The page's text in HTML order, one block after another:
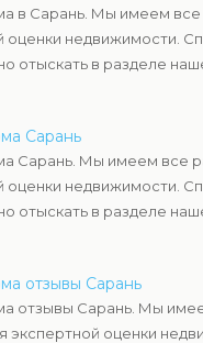
в Сарань. Мы имеем
оценки недвижимости.
отыскать в разделе
Сарань
Сарань. Мы имеем все
оценки недвижимости.
отыскать в разделе
отзывы Сарань
отзывы Сарань. Мы
экспертной оценки